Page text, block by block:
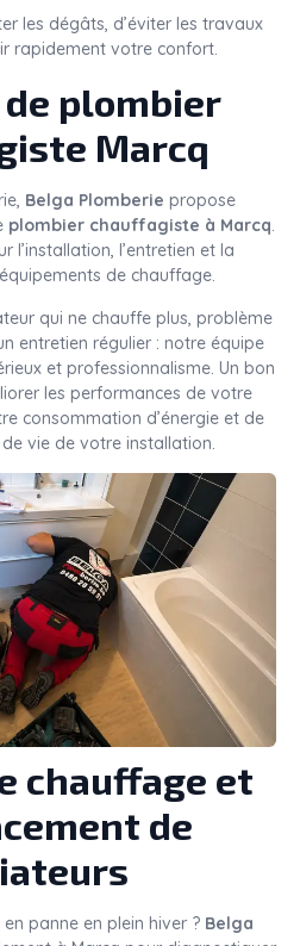
les dégâts, d’éviter les travaux
rapidement votre confort.
plombier
Marcq
Belga Plomberie propose
plombier chauffagiste à Marcq.
l’installation, l’entretien et la
de chauffage.
qui ne chauffe plus, problème
entretien régulier : notre équipe
et professionnalisme. Un bon
les performances de votre
consommation d’énergie et de
vie de votre installation.
chauffage et
de
panne en plein hiver ? Belga